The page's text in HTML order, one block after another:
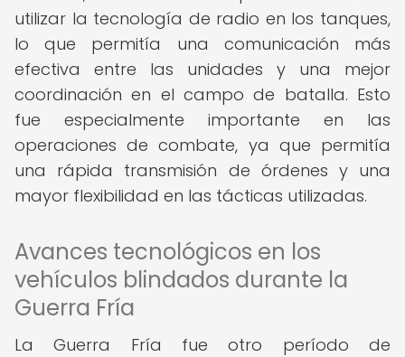
utilizar la tecnología de radio en los tanques,
lo que permitía una comunicación más
efectiva entre las unidades y una mejor
coordinación en el campo de batalla. Esto
fue especialmente importante en las
operaciones de combate, ya que permitía
una rápida transmisión de órdenes y una
mayor flexibilidad en las tácticas utilizadas.
Avances tecnológicos en los
vehículos blindados durante la
Guerra Fría
La Guerra Fría fue otro período de